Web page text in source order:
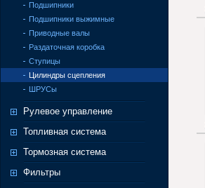
Подшипники
Подшипники выжимные
Приводные валы
Раздаточная коробка
Ступицы
Цилиндры сцепления
ШРУСы
Рулевое управление
Топливная система
Тормозная система
Фильтры